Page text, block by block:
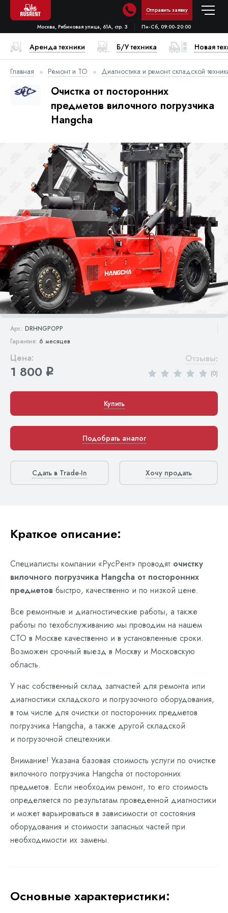
Отправить заявку
Москва, Рябиновая улица, 61А, стр. 3 Пн-Сб, 09:00-20:00
Аренда техники Б/У техника Новая
Главная Ремонт и ТО Диагностика и ремонт складской
Очистка от посторонних
предметов вилочного погрузчика
Hangcha
Арт.: DRHNGPOPP
Гарантия: 6 месяцев
Цена:
1 800 q
Отзывы:
(0)
Купить
Подобрать аналог
Сдать в Trade-In Хочу продать
Краткое описание:
Специалисты компании «РусРент» проводят очистку
вилочного погрузчика Hangcha от посторонних
предметов быстро, качественно и по низкой цене.
Все ремонтные и диагностические работы, а также
работы по техобслуживанию мы проводим на нашем
СТО в Москве качественно и в установленные сроки.
Возможен срочный выезд в Москву и Московскую
область.
У нас собственный склад запчастей для ремонта или
диагностики складского и погрузочного оборудования,
в том числе для очистки от посторонних предметов
погрузчика Hangcha, а также другой складской
и погрузочной спецтехники.
Внимание! Указана базовая стоимость услуги по очистке
вилочного погрузчика Hangcha от посторонних
предметов. Если необходим ремонт, то его стоимость
определяется по результатам проведенной диагностики
и может варьироваться в зависимости от состояния
оборудования и стоимости запасных частей при
необходимости их замены.
Основные характеристики: